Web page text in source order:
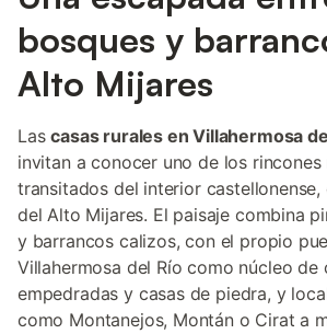
bosques y
Alto Mijares
Lascasas rurales en Villahermosa
invitan a conocer uno de los rincones
transitados del interior castellonense,
del Alto Mijares. El paisaje combina
y barrancos calizos, con el propio
Villahermosa del Río como núcleo de
empedradas y casas de piedra, y
como Montanejos, Montán o Cirat a